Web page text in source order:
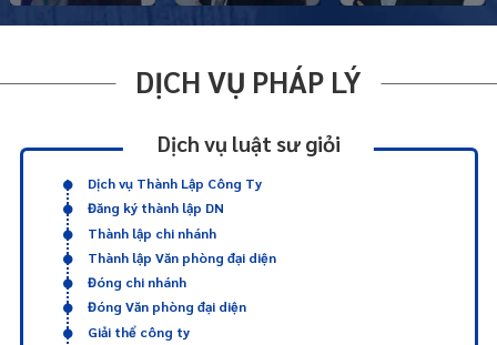
DỊCH VỤ PHÁP LÝ
Dịch vụ luật sư giỏi
Dịch vụ Thành Lập Công Ty
Đăng ký thành lập DN
Thành lập chi nhánh
Thành lập Văn phòng đại diện
Đóng chi nhánh
Đóng Văn phòng đại diện
Giải thể công ty